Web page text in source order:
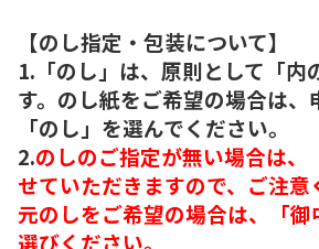
【のし指定・包装について】
1.「のし」は、原則として「内
す。のし紙をご希望の場合は、
「のし」を選んでください。
2.のしのご指定が無い場合は、
せていただきますので、ご注意
元のしをご希望の場合は、「
選びください。